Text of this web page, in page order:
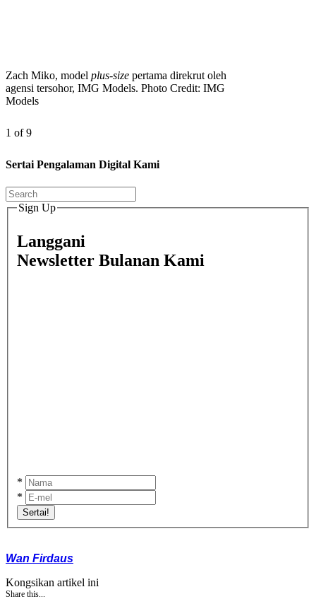
Zach Miko, model plus-size pertama direkrut oleh
agensi tersohor, IMG Models. Photo Credit: IMG
Models
1 of 9
Sertai Pengalaman Digital Kami
Sign Up
Langgani
Newsletter Bulanan Kami
*
*
Sertai!
Wan Firdaus
Kongsikan artikel ini
Share this...